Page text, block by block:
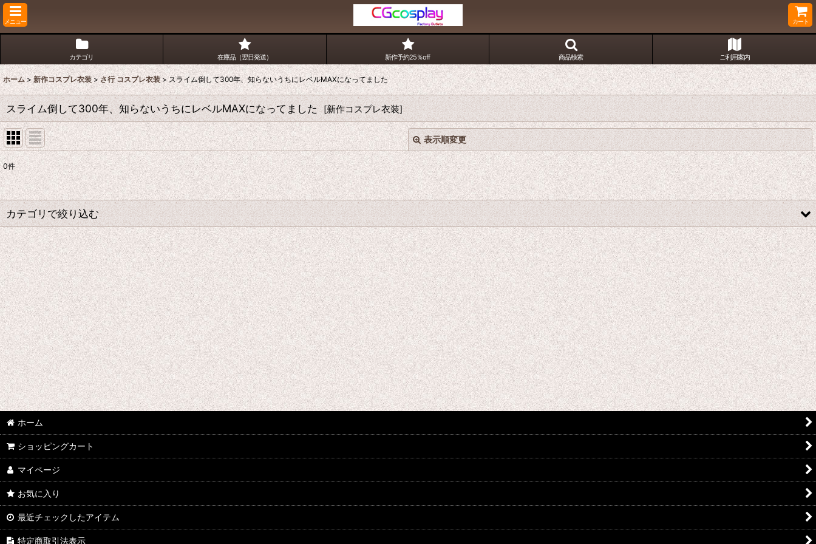
メニュー カート
カテゴリ 在庫品（翌日発送） 新作予約25％off 商品検索 ご利用案内
ホーム > 新作コスプレ衣装 > さ行 コスプレ衣装 > スライム倒して300年、知らないうちにレベルMAXになってました
スライム倒して300年、知らないうちにレベルMAXになってました [新作コスプレ衣装]
表示順変更
表示数:
並び順:
絞り込む
閉じる
0件
カテゴリで絞り込む
さ行 コスプレ衣装 (全商品)
千銃士
戦刻ナイトブラッド
地縛少年花子くん
ゾンビランドサガ
ジョジョの奇妙な冒険
さばげぶっ!
スーパーマリオブラザーズ
食戟のソーマ
サンタ コスプレ衣装
四月は君の嘘
桜Trick
ホーム
ショッピングカート
マイページ
お気に入り
最近チェックしたアイテム
特定商取引法表示